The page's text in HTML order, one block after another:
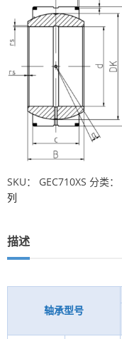
SKU： GEC710XS 分类：
列
描述
轴承型号